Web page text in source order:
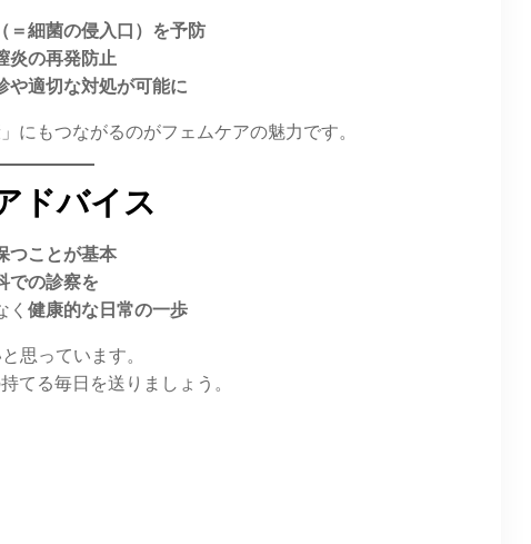
＝細菌の侵入口）を予防
炎の再発防止
や適切な対処が可能に
にもつながるのがフェムケアの魅力です。
ドバイス
つことが基本
での診察を
健康的な日常の一歩
思っています。
てる毎日を送りましょう。